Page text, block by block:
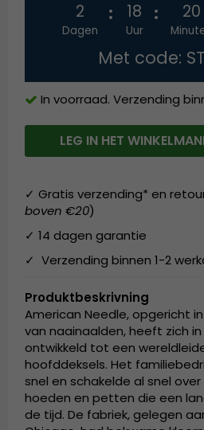
2
Dagen
18
Uur
20
Met code:
In voorraad. Verzending
LEG IN HET
✓ Gratis verzending* en
boven €20)
✓ 14 dagen garantie
✓ Verzending binnen 1-2
Produktbeskrivning
American Needle, opgericht
van naainaalden, heeft zich
ontwikkeld tot een
hoofddeksels. Het
snel en schakelde al snel
hoeden en petten die een
de tijd. De fabriek, gelegen